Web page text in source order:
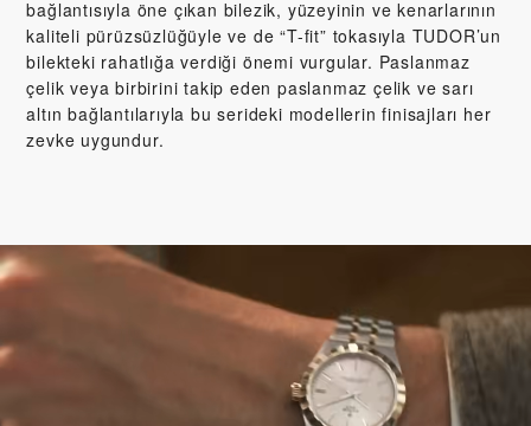
bağlantısıyla öne çıkan bilezik, yüzeyinin ve kenarlarının
kaliteli pürüzsüzlüğüyle ve de “T-fit” tokasıyla TUDOR’un
bilekteki rahatlığa verdiği önemi vurgular. Paslanmaz
çelik veya birbirini takip eden paslanmaz çelik ve sarı
altın bağlantılarıyla bu serideki modellerin finisajları her
zevke uygundur.